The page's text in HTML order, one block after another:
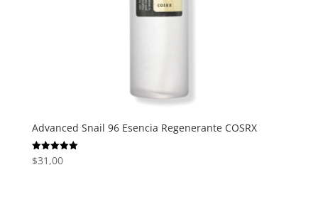
Advanced Snail 96 Esencia Regenerante COSRX
Valorado
con
$31,00